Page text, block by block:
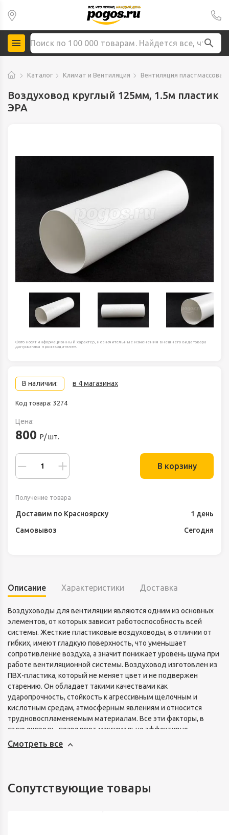
Каталог Климат и Вентиляция Вентиляция пластмассовая
Воздуховод круглый 125мм, 1.5м пластик
ЭРА
Фото носят информационный характер, незначительные изменения внешнего вида товара
допускаются производителем.
В наличии: в 4 магазинах
Код товара: 3274
Цена:
800 Р/ шт.
В корзину
Получение товара
Доставим по Красноярску
1 день
Самовывоз
Сегодня
Описание Характеристики Доставка
Воздуховоды для вентиляции являются одним из основных
элементов, от которых зависит работоспособность всей
системы. Жесткие пластиковые воздуховоды, в отличии от
гибких, имеют гладкую поверхность, что уменьшает
сопротивление воздуха, а значит понижает уровень шума при
работе вентиляционной системы. Воздуховод изготовлен из
ПВХ-пластика, который не меняет цвет и не подвержен
старению. Он обладает такими качествами как
ударопрочность, стойкость к агрессивным щелочным и
кислотным средам, атмосферным явлениям и относится
трудновоспламеняемым материалам. Все эти факторы, в
свою очередь, позволяют максимально эффективно
организовать в жилых помещениях и на промышленных
объектах циркуляцию воздушных потоков. Преимущества
пластика, что очень важно при монтаже и при
транспортировке. - Возможно для использования в скрытых
Смотреть все
Сопутствующие товары